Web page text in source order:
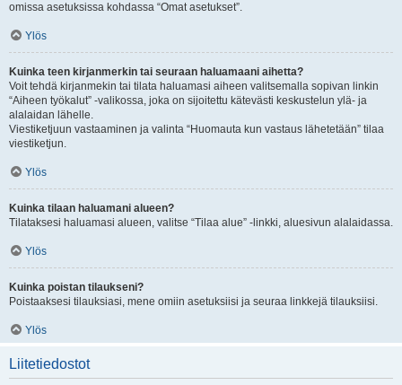
omissa asetuksissa kohdassa “Omat asetukset”.
Ylös
Kuinka teen kirjanmerkin tai seuraan haluamaani aihetta?
Voit tehdä kirjanmekin tai tilata haluamasi aiheen valitsemalla sopivan linkin
“Aiheen työkalut” -valikossa, joka on sijoitettu kätevästi keskustelun ylä- ja
alalaidan lähelle.
Viestiketjuun vastaaminen ja valinta “Huomauta kun vastaus lähetetään” tilaa
viestiketjun.
Ylös
Kuinka tilaan haluamani alueen?
Tilataksesi haluamasi alueen, valitse “Tilaa alue” -linkki, aluesivun alalaidassa.
Ylös
Kuinka poistan tilaukseni?
Poistaaksesi tilauksiasi, mene omiin asetuksiisi ja seuraa linkkejä tilauksiisi.
Ylös
Liitetiedostot